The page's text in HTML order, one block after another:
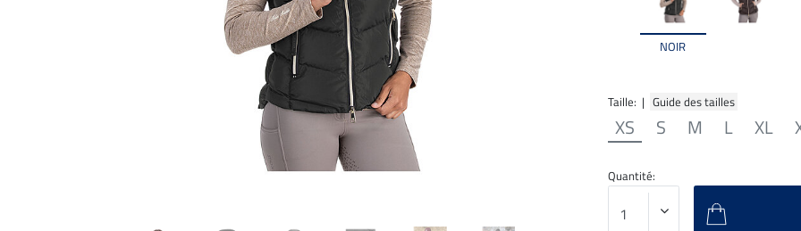
NOIR
Taille: | Guide des tailles
XS S M L XL
Quantité: